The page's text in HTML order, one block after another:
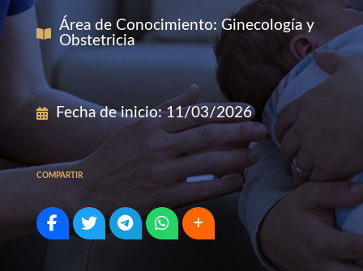
Área de Conocimiento: Ginecología y
Obstetricia
Fecha de inicio:11/03/2026
COMPARTIR